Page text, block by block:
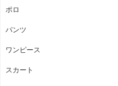
ポロ
パンツ
ワンピース
スカート